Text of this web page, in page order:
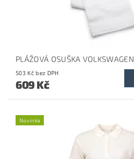
PLÁŽOVÁ OSUŠKA VOLKSWAGEN
503 Kč bez DPH
609 Kč
Novinka